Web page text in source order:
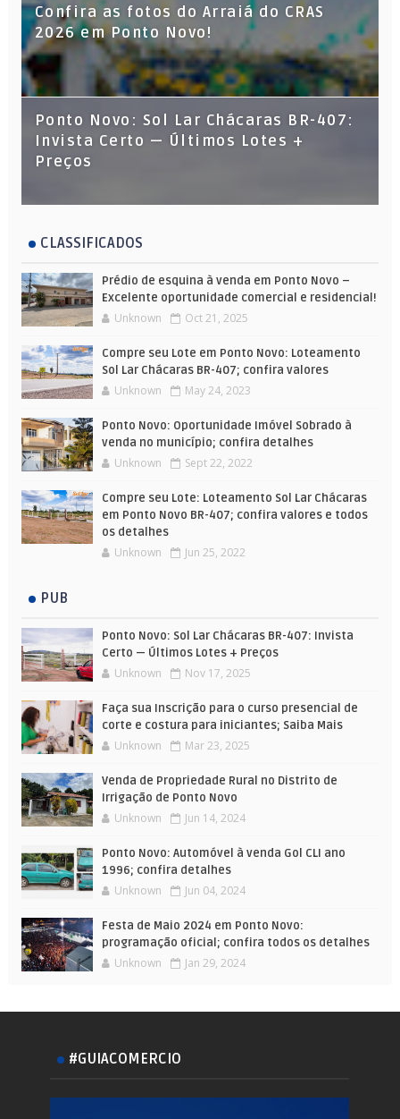
Confira as fotos do Arraiá do CRAS
2026 em Ponto Novo!
Ponto Novo: Sol Lar Chácaras BR-407:
Invista Certo — Últimos Lotes +
Preços
CLASSIFICADOS
Prédio de esquina à venda em Ponto Novo –
Excelente oportunidade comercial e residencial!
Unknown Oct 21, 2025
Compre seu Lote em Ponto Novo: Loteamento
Sol Lar Chácaras BR-407; confira valores
Unknown May 24, 2023
Ponto Novo: Oportunidade Imóvel Sobrado à
venda no município; confira detalhes
Unknown Sept 22, 2022
Compre seu Lote: Loteamento Sol Lar Chácaras
em Ponto Novo BR-407; confira valores e todos
os detalhes
Unknown Jun 25, 2022
PUB
Ponto Novo: Sol Lar Chácaras BR-407: Invista
Certo — Últimos Lotes + Preços
Unknown Nov 17, 2025
Faça sua Inscrição para o curso presencial de
corte e costura para iniciantes; Saiba Mais
Unknown Mar 23, 2025
Venda de Propriedade Rural no Distrito de
Irrigação de Ponto Novo
Unknown Jun 14, 2024
Ponto Novo: Automóvel à venda Gol CLI ano
1996; confira detalhes
Unknown Jun 04, 2024
Festa de Maio 2024 em Ponto Novo:
programação oficial; confira todos os detalhes
Unknown Jan 29, 2024
#GUIACOMERCIO